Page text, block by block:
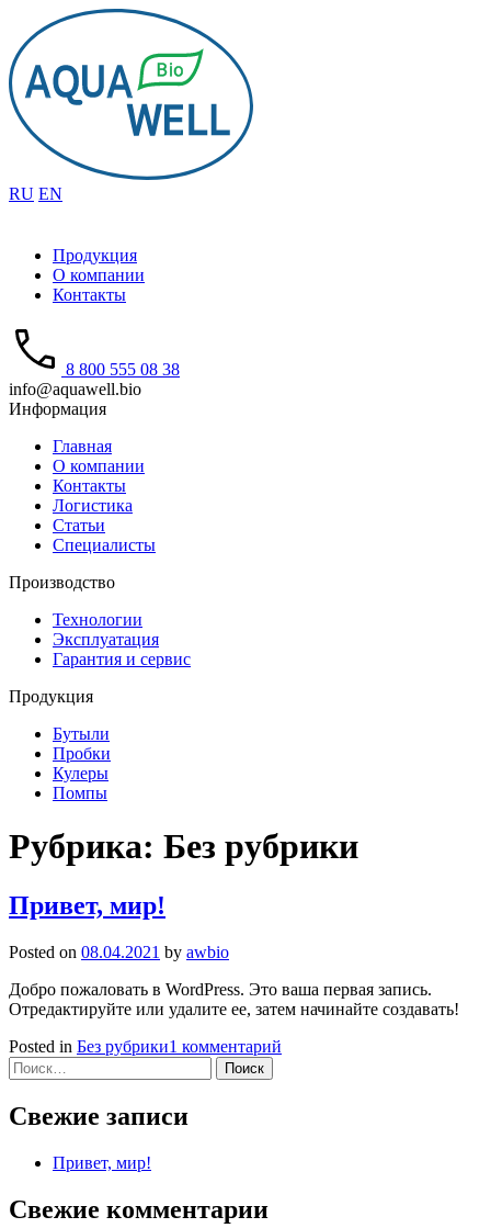
RU EN
Продукция
О компании
Контакты
8 800 555 08 38
info@aquawell.bio
Информация
Главная
О компании
Контакты
Логистика
Статьи
Специалисты
Производство
Технологии
Эксплуатация
Гарантия и сервис
Продукция
Бутыли
Пробки
Кулеры
Помпы
Рубрика: Без рубрики
Привет, мир!
Posted on 08.04.2021 by awbio
Добро пожаловать в WordPress. Это ваша первая запись.
Отредактируйте или удалите ее, затем начинайте создавать!
Posted in Без рубрики1 комментарий
Найти:
Свежие записи
Привет, мир!
Свежие комментарии